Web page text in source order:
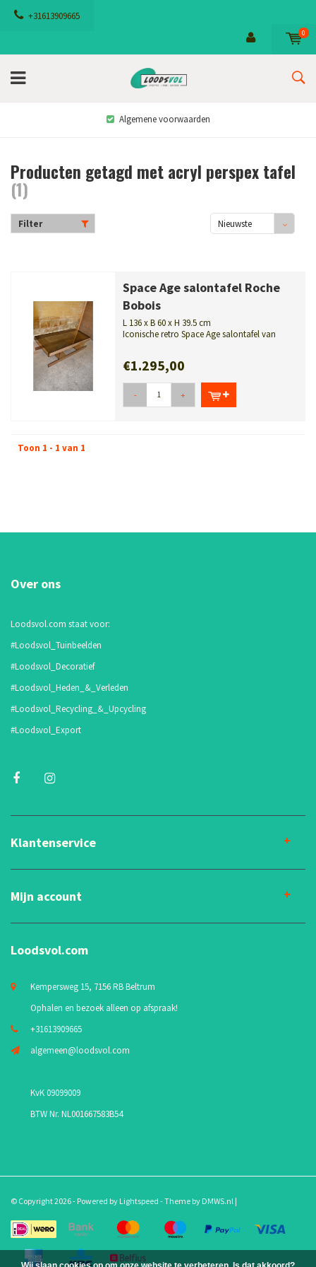
+31613909665
0
Algemene voorwaarden
Producten getagd met acryl perspex tafel
(1)
Filter
Nieuwste
Space Age salontafel Roche
Bobois
L 136 x B 60 x H 39.5 cm
Iconische retro Space Age salontafel van
€1.295,00
- +
Toon 1 - 1 van 1
Over ons
Loodsvol.com staat voor:
#Loodsvol_Tuinbeelden
#Loodsvol_Decoratief
#Loodsvol_Heden_&_Verleden
#Loodsvol_Recycling_&_Upcycling
#Loodsvol_Export
Klantenservice
Mijn account
Loodsvol.com
Kempersweg 15, 7156 RB Beltrum
Ophalen en bezoek alleen op afspraak!
+31613909665
algemeen@loodsvol.com
KvK 09099009
BTW Nr. NL001667583B54
© Copyright 2026 - Powered by Lightspeed - Theme by DMWS.nl |